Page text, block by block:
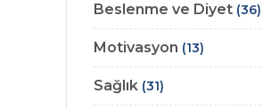
Beslenme ve Diyet (36)
Motivasyon (13)
Sağlık (31)